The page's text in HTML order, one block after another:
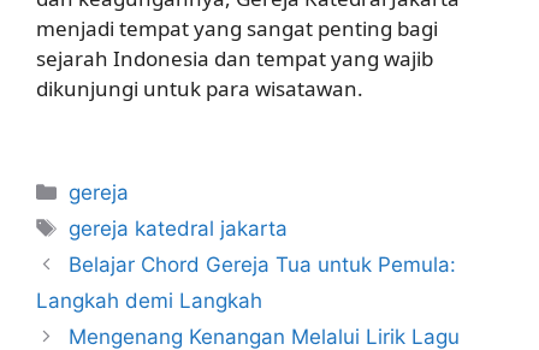
menjadi tempat yang sangat penting bagi
sejarah Indonesia dan tempat yang wajib
dikunjungi untuk para wisatawan.
Categories
gereja
Tags
gereja katedral jakarta
Belajar Chord Gereja Tua untuk Pemula:
Langkah demi Langkah
Mengenang Kenangan Melalui Lirik Lagu